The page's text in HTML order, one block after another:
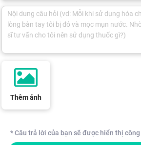
Thêm ảnh
* Câu trả lời của bạn sẽ được hiển thị